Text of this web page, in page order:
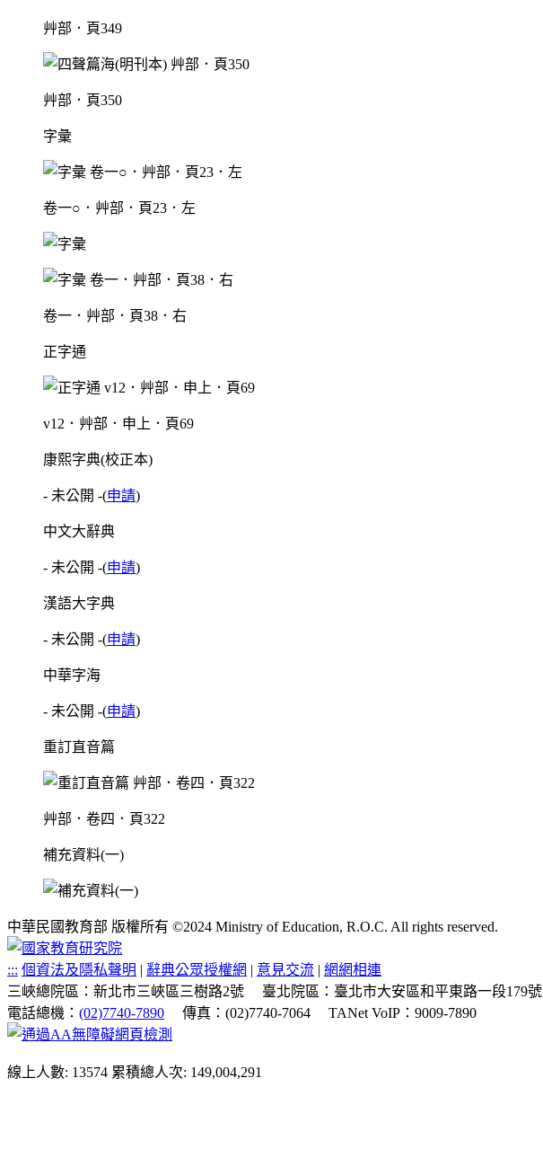
艸部．頁349
艸部．頁350
字彙
卷一○．艸部．頁23．左
卷一．艸部．頁38．右
正字通
v12．艸部．申上．頁69
康熙字典(校正本)
- 未公開 -(申請)
中文大辭典
- 未公開 -(申請)
漢語大字典
- 未公開 -(申請)
中華字海
- 未公開 -(申請)
重訂直音篇
艸部．卷四．頁322
補充資料(一)
中華民國教育部 版權所有 ©2024 Ministry of Education, R.O.C. All rights reserved.
::: 個資法及隱私聲明 | 辭典公眾授權網 | 意見交流 | 網網相連
三峽總院區：新北市三峽區三樹路2號
臺北院區：臺北市大安區和平東路一段179號
電話總機： (02)7740-7890 傳真：(02)7740-7064 TANet VoIP：9009-7890
線上人數: 13574 累積總人次: 149,004,291